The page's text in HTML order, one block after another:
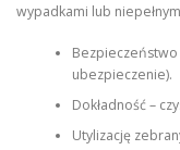
wypadkami lub
ubezpieczenie).
Dokładność –
Utylizację